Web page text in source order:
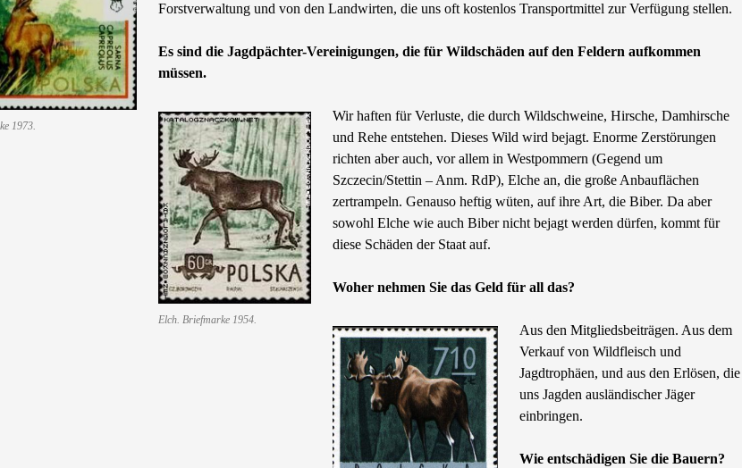
1973.
Forstverwaltung und von den Landwirten, die uns oft kostenlos Transportmittel zur Verfügung stellen.
Es sind die Jagdpächter-Vereinigungen, die für Wildschäden auf den Feldern aufkommen
müssen.
Elch. Briefmarke 1954.
Wir haften für Verluste, die durch Wildschweine, Hirsche, Damhirsche
und Rehe entstehen. Dieses Wild wird bejagt. Enorme Zerstörungen
richten aber auch, vor allem in Westpommern (Gegend um
Szczecin/Stettin – Anm. RdP), Elche an, die große Anbauflächen
zertrampeln. Genauso heftig wüten, auf ihre Art, die Biber. Da aber
sowohl Elche wie auch Biber nicht bejagt werden dürfen, kommt für
diese Schäden der Staat auf.
Woher nehmen Sie das Geld für all das?
Aus den Mitgliedsbeiträgen. Aus dem
Verkauf von Wildfleisch und
Jagdtrophäen, und aus den Erlösen, die
uns Jagden ausländischer Jäger
einbringen.
Wie entschädigen Sie die Bauern?